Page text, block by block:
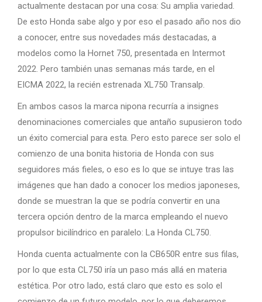
actualmente destacan por una cosa: Su amplia variedad.
De esto Honda sabe algo y por eso el pasado año nos dio
a conocer, entre sus novedades más destacadas, a
modelos como la Hornet 750, presentada en Intermot
2022. Pero también unas semanas más tarde, en el
EICMA 2022, la recién estrenada XL750 Transalp.
En ambos casos la marca nipona recurría a insignes
denominaciones comerciales que antaño supusieron todo
un éxito comercial para esta. Pero esto parece ser solo el
comienzo de una bonita historia de Honda con sus
seguidores más fieles, o eso es lo que se intuye tras las
imágenes que han dado a conocer los medios japoneses,
donde se muestran la que se podría convertir en una
tercera opción dentro de la marca empleando el nuevo
propulsor bicilíndrico en paralelo: La Honda CL750.
Honda cuenta actualmente con la CB650R entre sus filas,
por lo que esta CL750 iría un paso más allá en materia
estética. Por otro lado, está claro que esto es solo el